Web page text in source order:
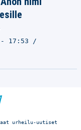
- 17:53
urheilu-uutiset